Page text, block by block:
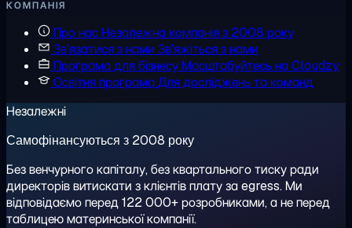
КОМПАНІЯ
Про насНезалежна компанія з 2008 року
Зв'язатися з нами Зв'яжіться з нами
Програма для бізнесуМасштабуйтесь на Cloudzy
Освітня програмаДля досліджень та команд
Незалежні
Самофінансуються з 2008 року
Без венчурного капіталу, без квартального тиску ради
директорів витискати з клієнтів плату за egress. Ми
відповідаємо перед 122 000+ розробниками, а не перед
таблицею материнської компанії.